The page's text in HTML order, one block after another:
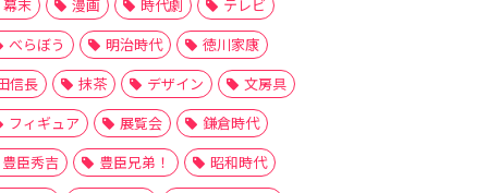
幕末
漫画 時代劇
テレビ
べらぼう
明治時代
徳川家康
信長
抹茶 デザイン
文房具
フィギュア
展覧会
鎌倉時代
豊臣秀吉
豊臣兄弟！
昭和時代